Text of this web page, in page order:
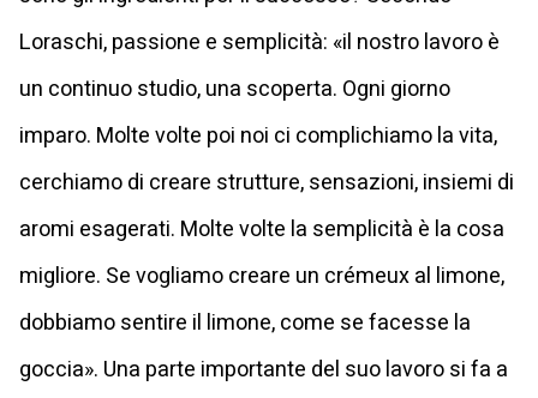
Loraschi, passione e semplicità: «il nostro lavoro è
un continuo studio, una scoperta. Ogni giorno
imparo. Molte volte poi noi ci complichiamo la vita,
cerchiamo di creare strutture, sensazioni, insiemi di
aromi esagerati. Molte volte la semplicità è la cosa
migliore. Se vogliamo creare un crémeux al limone,
dobbiamo sentire il limone, come se facesse la
goccia». Una parte importante del suo lavoro si fa a